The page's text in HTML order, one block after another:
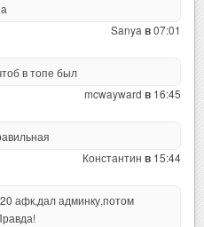
Sanya в07:01
в топе был
mcwayward в 16:45
Константин в 15:44
афк,дал админку,потом